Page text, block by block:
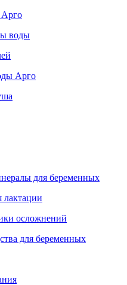
воды
Арго
для беременных
осложнений
для беременных